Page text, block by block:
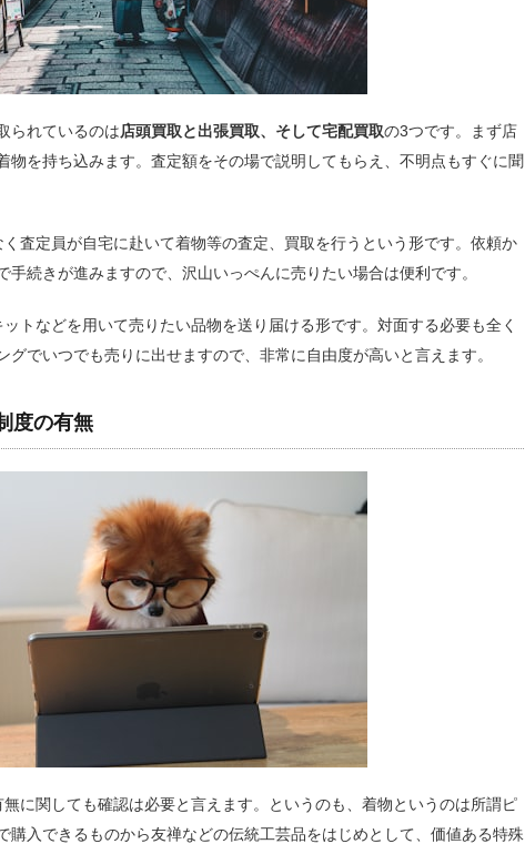
られているのは店頭買取と出張買取、そして宅配買取の3つです。まず店
物を持ち込みます。査定額をその場で説明してもらえ、不明点もすぐに聞
査定員が自宅に赴いて着物等の査定、買取を行うという形です。依頼か
手続きが進みますので、沢山いっぺんに売りたい場合は便利です。
トなどを用いて売りたい品物を送り届ける形です。対面する必要も全く
でいつでも売りに出せますので、非常に自由度が高いと言えます。
度の有無
に関しても確認は必要と言えます。というのも、着物というのは所謂ピ
購入できるものから友禅などの伝統工芸品をはじめとして、価値ある特殊